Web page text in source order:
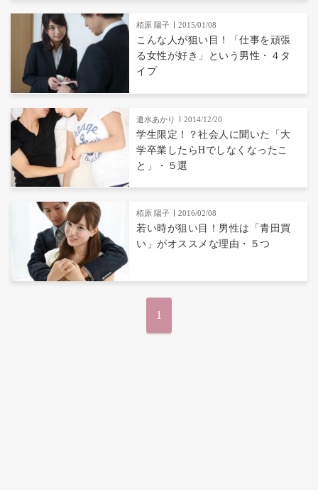
栢原 陽子 2015/01/08
こんな人が狙い目！「仕事を頑張
る女性が好き」という男性・４タ
イプ
遣水あかり 2014/12/20
学生限定！？社会人に聞いた「大
学卒業したらHでしなくなったこ
と」・５選
栢原 陽子 2016/02/08
若い時が狙い目！男性は「青田買
い」がオススメな理由・５つ
1